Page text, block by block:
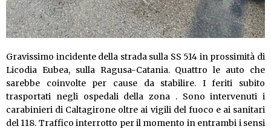
Gravissimo incidente della strada sulla SS 514 in prossimità di
Licodia Eubea, sulla Ragusa-Catania. Quattro le auto che
sarebbe coinvolte per cause da stabilire. I feriti subito
trasportati negli ospedali della zona . Sono intervenuti i
carabinieri di Caltagirone oltre ai vigili del fuoco e ai sanitari
del 118. Traffico interrotto per il momento in entrambi i sensi